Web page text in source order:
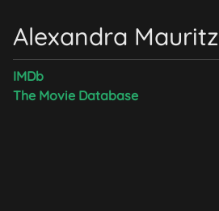
Alexandra Mauritz
IMDb
The Movie Database